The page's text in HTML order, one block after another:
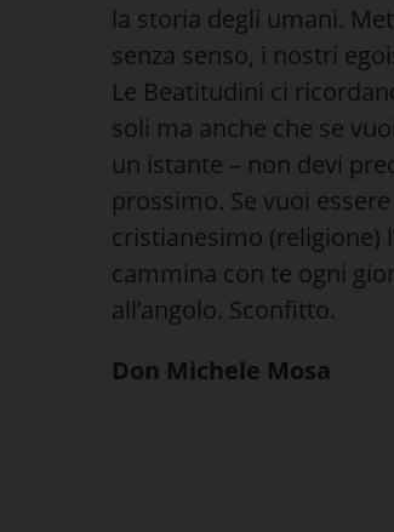
la storia degli umani.
senza senso, i nostri
Le Beatitudini ci
soli ma anche che se
un istante – non devi
prossimo. Se vuoi
cristianesimo (religione)
cammina con te ogni
all’angolo. Sconfitto.
Don Michele Mosa